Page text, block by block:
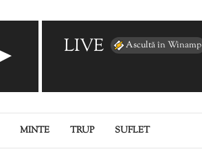
LIVE Ascultă în Winamp
MINTE TRUP SUFLET